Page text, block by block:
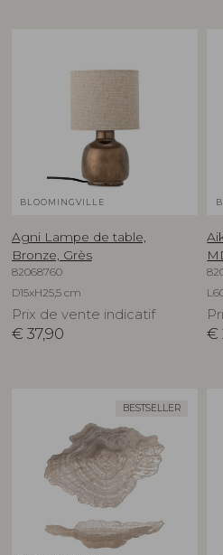
BLOOMINGVILLE
Agni Lampe de table,
Bronze, Grès
82068760
D15xH25,5 cm
Prix de vente indicatif
€ 37,90 €
BESTSELLER